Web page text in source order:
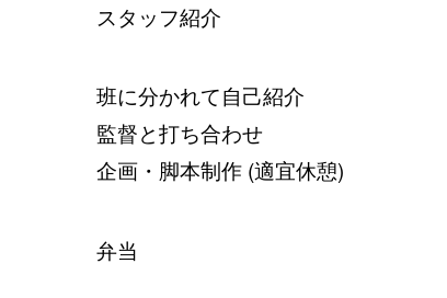
スタッフ紹介
班に分かれて自己紹介
監督と打ち合わせ
企画・脚本制作 (適宜休憩)
弁当